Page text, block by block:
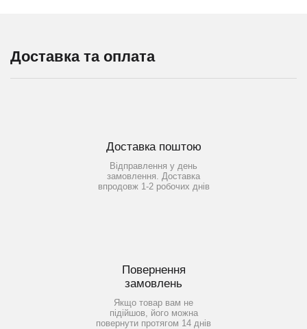
Доставка та оплата
Доставка поштою
Відправлення у день
замовлення. Доставка
впродовж 1-2 робочих днів
Повернення
замовлень
Якщо товар вам не
підійшов, його можна
повернути протягом 14 днів